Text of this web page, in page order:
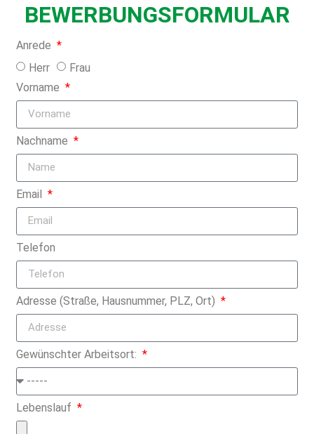
BEWERBUNGSFORMULAR
Anrede
Herr
Frau
Vorname
Nachname
Email
Telefon
Adresse (Straße, Hausnummer, PLZ, Ort)
Gewünschter Arbeitsort:
Lebenslauf